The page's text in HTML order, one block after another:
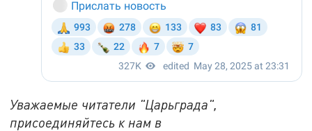
Уважаемые читатели "Царьграда",
присоединяйтесь к нам в